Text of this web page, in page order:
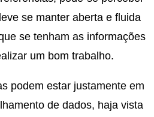
se manter aberta e fluida
se tenham as informações
um bom trabalho.
podem estar justamente em
de dados, haja vista